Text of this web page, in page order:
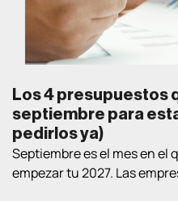
Los 4 presupuestos
septiembre para
pedirlos ya)
Septiembre es el mes en el
empezar tu 2027. Las